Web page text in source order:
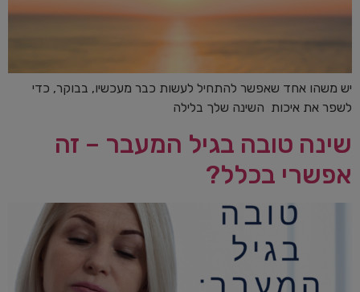
יש משהו אחד שאפשר להתחיל לעשות כבר מעכשיו, בבוקר, כדי
לשפר את איכות השינה שלך בלילה
שינה טובה בגיל המעבר – זה
אפשרי בכלל?